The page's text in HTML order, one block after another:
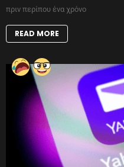
πριν περίπου ένα χρόνο
READ MORE